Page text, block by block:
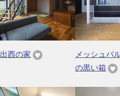
出西の家
メッシュバ
の黒い箱